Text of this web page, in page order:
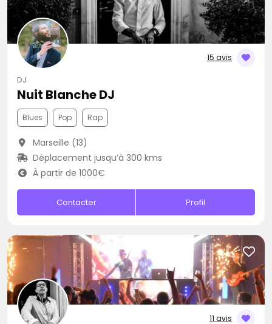
15 avis
DJ
Nuit Blanche DJ
Blues Pop Rap
Marseille (13)
Déplacement jusqu’à 300 kms
À partir de 1000€
Contacter Profil
11 avis